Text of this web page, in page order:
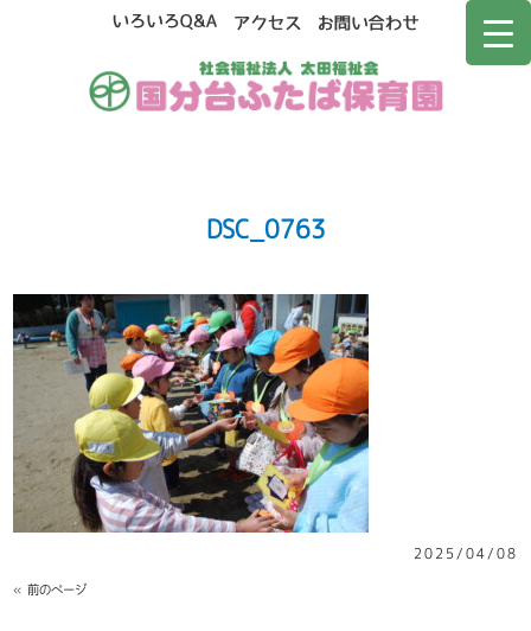
DSC_0763
2025/04/08
« 前のページ